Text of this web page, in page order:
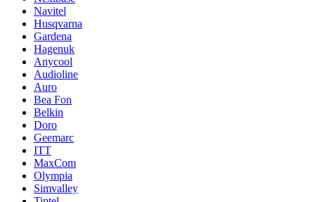
Navitel
Husqvarna
Gardena
Hagenuk
Anycool
Audioline
Auro
Bea Fon
Belkin
Doro
Geemarc
ITT
MaxCom
Olympia
Simvalley